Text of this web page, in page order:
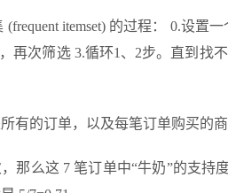
itemset) 的过程： 0.设置
再次筛选 3.循环1、2步。直到找
有的订单，以及每笔订单购买的商
那么这 7 笔订单中“牛奶”的支持